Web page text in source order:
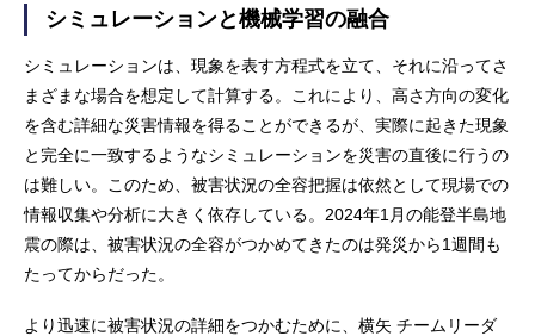
シミュレーションと機械学習の融合
シミュレーションは、現象を表す方程式を立て、それに沿ってさ
まざまな場合を想定して計算する。これにより、高さ方向の変化
を含む詳細な災害情報を得ることができるが、実際に起きた現象
と完全に一致するようなシミュレーションを災害の直後に行うの
は難しい。このため、被害状況の全容把握は依然として現場での
情報収集や分析に大きく依存している。2024年1月の能登半島地
震の際は、被害状況の全容がつかめてきたのは発災から1週間も
たってからだった。
より迅速に被害状況の詳細をつかむために、横矢 チームリーダ